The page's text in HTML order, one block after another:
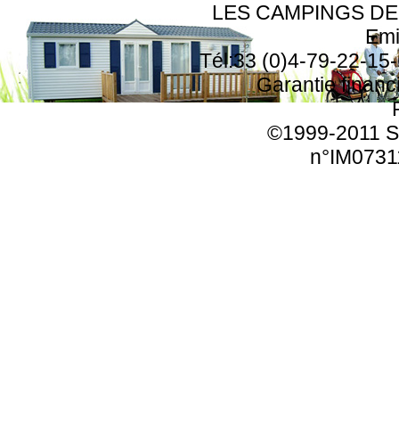
LES CAMPINGS
Tél:33 (0)4-79-22-
Garantie
©1999-2011